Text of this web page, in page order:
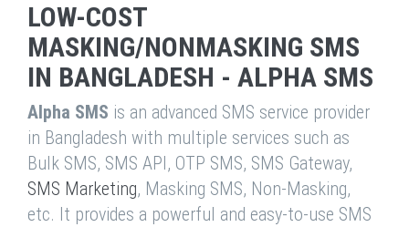
LOW-COST
MASKING/NONMASKING SMS
IN BANGLADESH - ALPHA SMS
Alpha SMS is an advanced SMS service provider
in Bangladesh with multiple services such as
Bulk SMS, SMS API, OTP SMS, SMS Gateway,
SMS Marketing, Masking SMS, Non-Masking,
etc. It provides a powerful and easy-to-use SMS